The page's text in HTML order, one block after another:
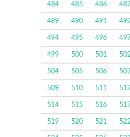
484 485 486 487
489 490 491
494 495 496 497
499 500 501
504 505 506 507
509 510 511
514 515 516 517
519 520 521